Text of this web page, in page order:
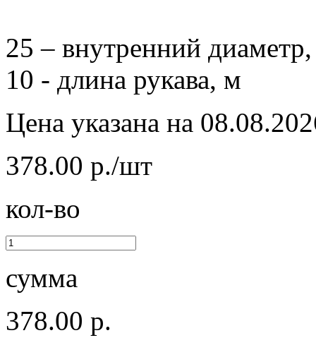
25 – внутренний
10 - длина рукава, м
Цена указана на
378.00 р./шт
кол-во
сумма
378.00 р.